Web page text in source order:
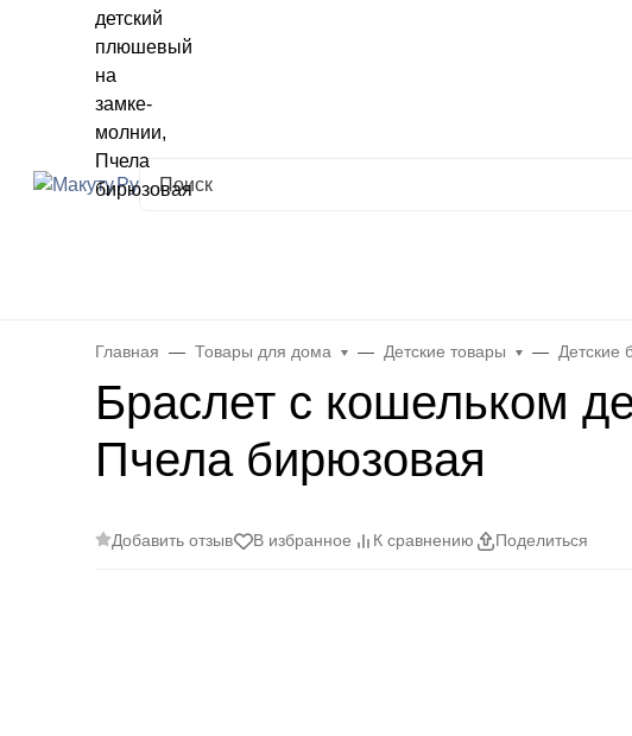
Главная Товары для дома Детские товары Детские
Браслет с кошельком
Пчела бирюзовая
Добавить отзыв В избранное К сравнению Поделиться